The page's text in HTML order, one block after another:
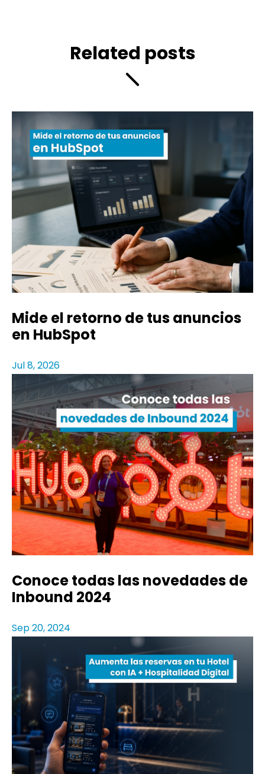
Related posts
Mide el retorno de tus anuncios
en HubSpot
Jul 8, 2026
Conoce todas las novedades de
Inbound 2024
Sep 20, 2024